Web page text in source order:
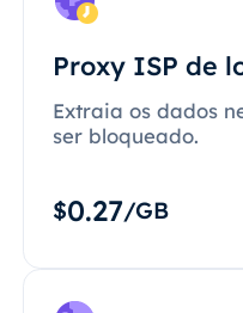
Proxy ISP de
Extraia os dados
ser bloqueado.
$0.27/GB